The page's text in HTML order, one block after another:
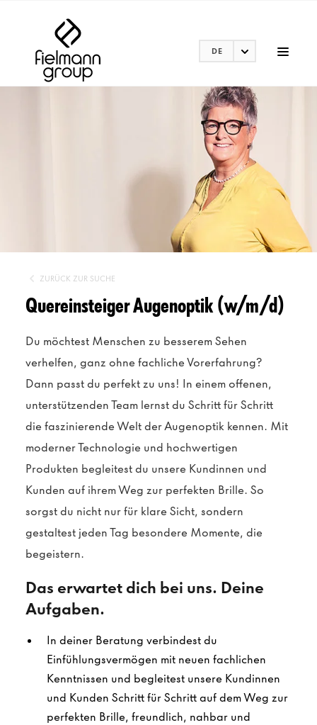
DE
ZURÜCK ZUR SUCHE
Quereinsteiger Augenoptik (w/m/d)
Du möchtest Menschen zu besserem Sehen
verhelfen, ganz ohne fachliche Vorerfahrung?
Dann passt du perfekt zu uns! In einem offenen,
unterstützenden Team lernst du Schritt für Schritt
die faszinierende Welt der Augenoptik kennen. Mit
moderner Technologie und hochwertigen
Produkten begleitest du unsere Kundinnen und
Kunden auf ihrem Weg zur perfekten Brille. So
sorgst du nicht nur für klare Sicht, sondern
gestaltest jeden Tag besondere Momente, die
begeistern.
Das erwartet dich bei uns. Deine
Aufgaben.
In deiner Beratung verbindest du
Einfühlungsvermögen mit neuen fachlichen
Kenntnissen und begleitest unsere Kundinnen
und Kunden Schritt für Schritt auf dem Weg zur
perfekten Brille, freundlich, nahbar und